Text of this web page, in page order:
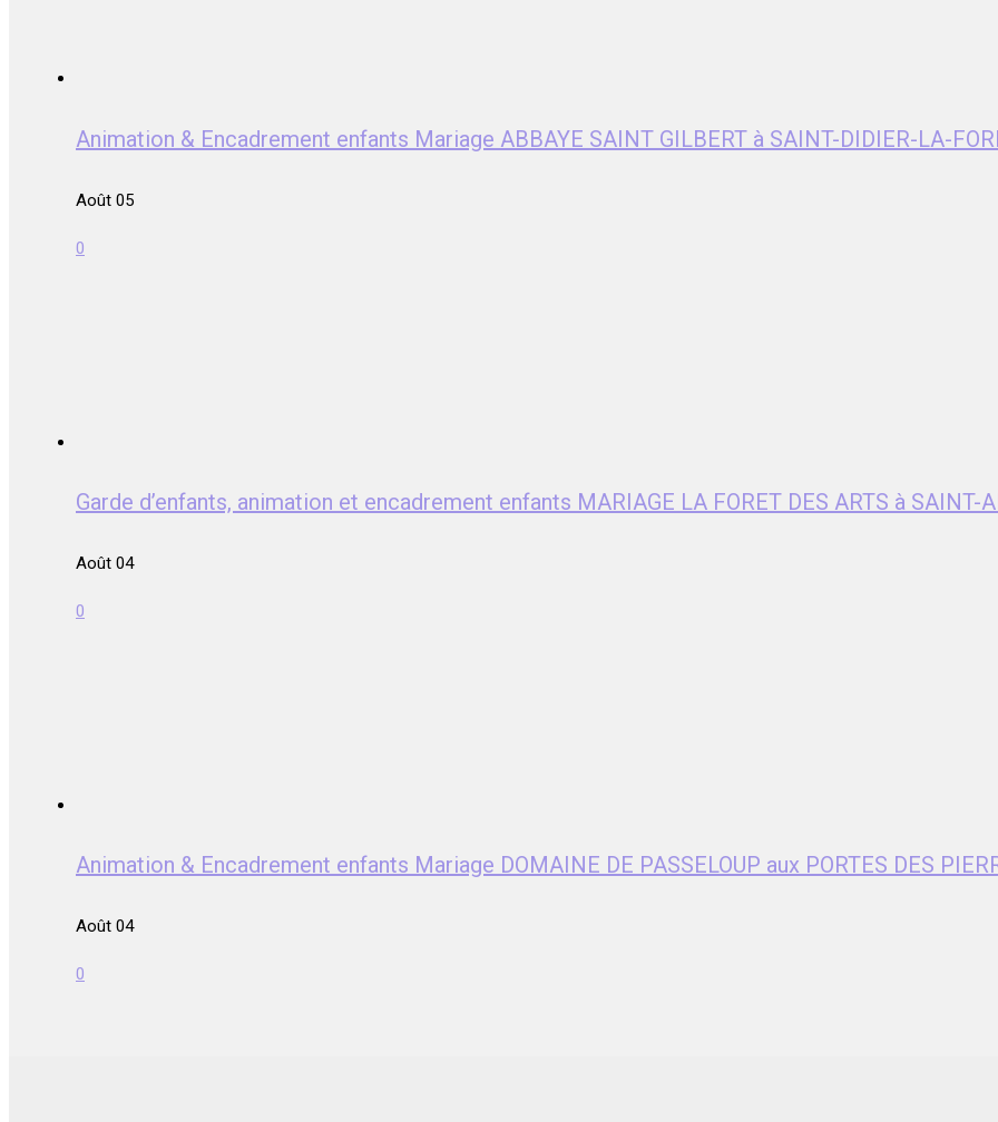
Animation & Encadrement enfants Mariage ABBAYE SAINT GILBERT à SAINT-DIDIER-LA-
Août 05
0
Garde d’enfants, animation et encadrement enfants MARIAGE LA FORET DES ARTS à SAINT-
Août 04
0
Animation & Encadrement enfants Mariage DOMAINE DE PASSELOUP aux PORTES DES
Août 04
0